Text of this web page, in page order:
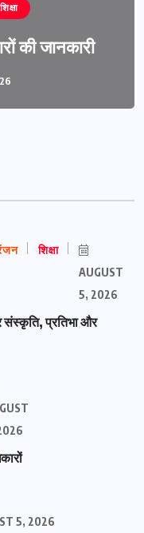
शिक्षा
की जानकारी
शिक्षा
AUGUST
5, 2026
संस्कृति, प्रतिभा और
5, 2026